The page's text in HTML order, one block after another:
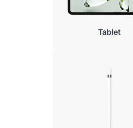
Tablet